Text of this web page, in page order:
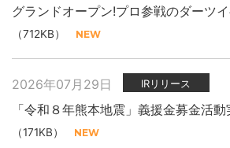
グランドオープン!プロ参戦のダーツ
（712KB）
2026年07月29日 IRリリース
「令和８年熊本地震」義援金募金活
（171KB）